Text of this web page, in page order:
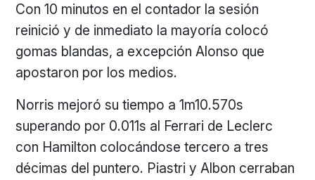
Con 10 minutos en el contador la sesión
reinició y de inmediato la mayoría colocó
gomas blandas, a excepción Alonso que
apostaron por los medios.
Norris mejoró su tiempo a 1m10.570s
superando por 0.011s al Ferrari de Leclerc
con Hamilton colocándose tercero a tres
décimas del puntero. Piastri y Albon cerraban